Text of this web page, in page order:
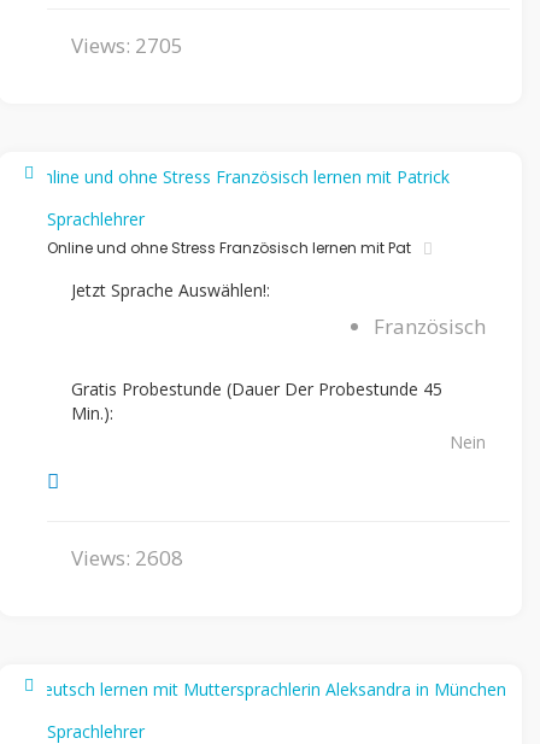
Views: 2705
Sprachlehrer
Online und ohne Stress Französisch lernen mit Pat
Jetzt Sprache Auswählen!:
Französisch
Gratis Probestunde (Dauer Der Probestunde 45
Min.):
Nein
Views: 2608
Sprachlehrer